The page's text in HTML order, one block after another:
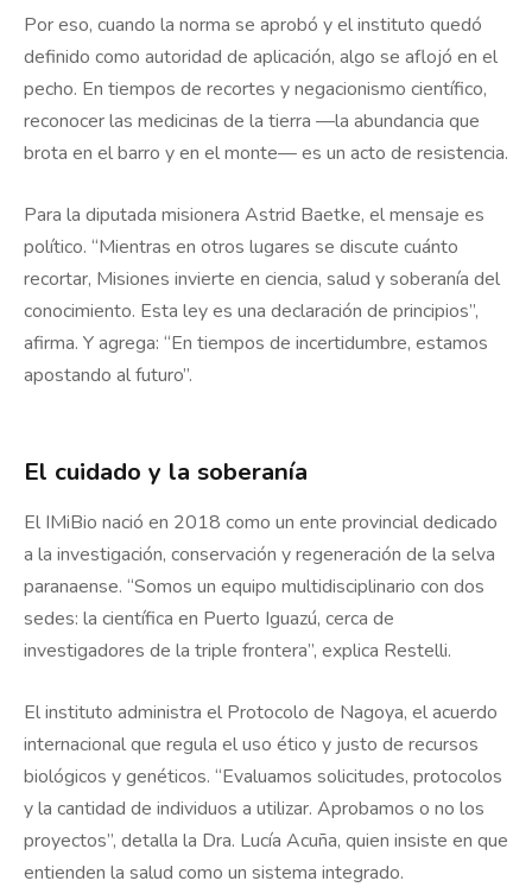
Por eso, cuando la norma se aprobó y el instituto quedó
definido como autoridad de aplicación, algo se aflojó en el
pecho. En tiempos de recortes y negacionismo científico,
reconocer las medicinas de la tierra —la abundancia que
brota en el barro y en el monte— es un acto de resistencia.
Para la diputada misionera Astrid Baetke, el mensaje es
político. “Mientras en otros lugares se discute cuánto
recortar, Misiones invierte en ciencia, salud y soberanía del
conocimiento. Esta ley es una declaración de principios”,
afirma. Y agrega: “En tiempos de incertidumbre, estamos
apostando al futuro”.
El cuidado y la soberanía
El IMiBio nació en 2018 como un ente provincial dedicado
a la investigación, conservación y regeneración de la selva
paranaense. “Somos un equipo multidisciplinario con dos
sedes: la científica en Puerto Iguazú, cerca de
investigadores de la triple frontera”, explica Restelli.
El instituto administra el Protocolo de Nagoya, el acuerdo
internacional que regula el uso ético y justo de recursos
biológicos y genéticos. “Evaluamos solicitudes, protocolos
y la cantidad de individuos a utilizar. Aprobamos o no los
proyectos”, detalla la Dra. Lucía Acuña, quien insiste en que
entienden la salud como un sistema integrado.